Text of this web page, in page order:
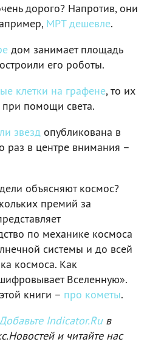
дорого? Напротив, они
МРТ дешевле.
дом занимает площадь
его роботы.
клетки на графене, то их
при помощи света.
звезд опубликована в
раз в центре внимания –
объясняют космос?
премий за
по механике космоса
системы и до всей
космоса. Как
Вселенную».
книги – про кометы.
Indicator.Ruв
и читайте нас